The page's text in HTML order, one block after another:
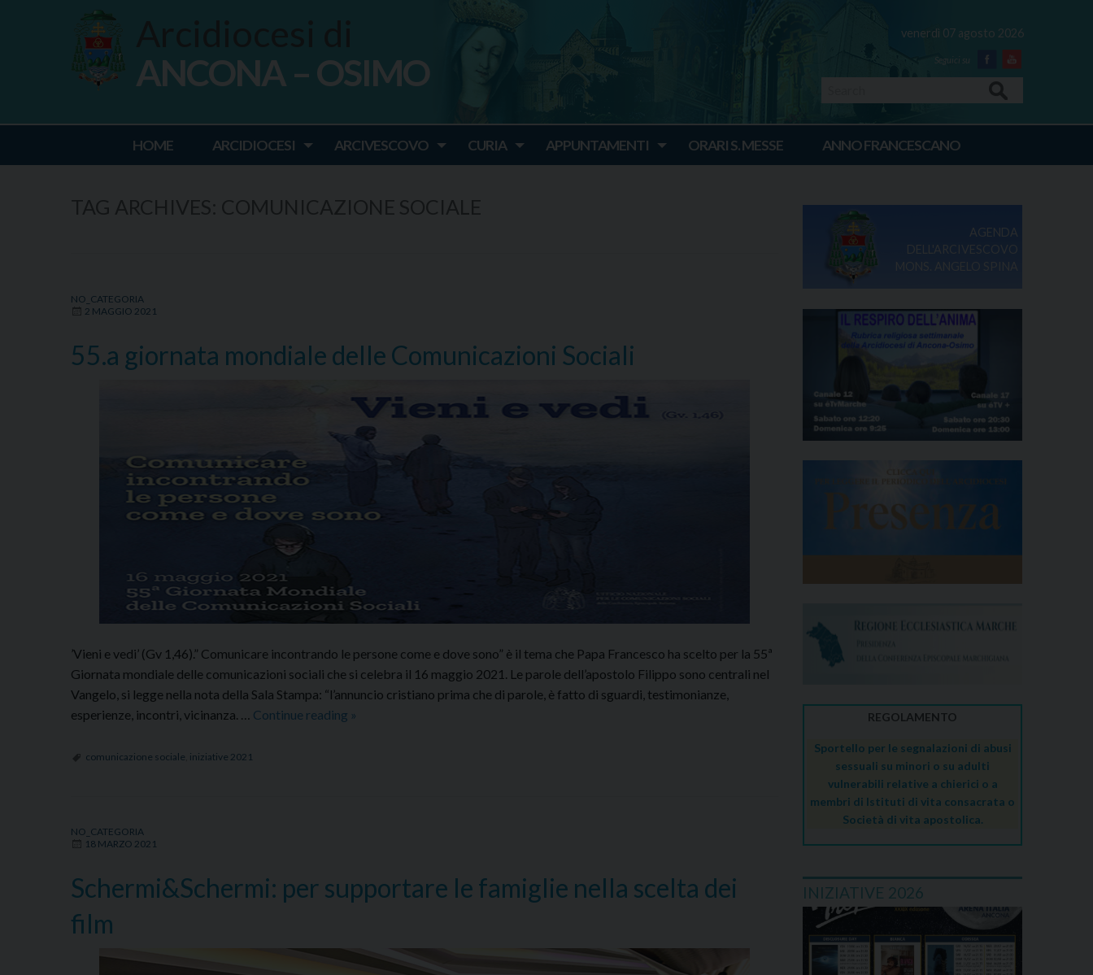
venerdì 07 agosto 2026
Facebook
Youtube
Ancona Osimo
ANCONA – OSIMO
HOME ARCIDIOCESI ARCIVESCOVO CURIA APPUNTAMENTI ORARI S. MESSE ANNO FRANCESCANO
NO_CATEGORIA
2 MAGGIO 2021
55.a giornata mondiale delle Comunicazioni Sociali
’Vieni e vedi’ (Gv 1,46).” Comunicare incontrando le persone come e dove sono” è il tema che Papa Francesco ha scelto per la 55ª
Giornata mondiale delle comunicazioni sociali che si celebra il 16 maggio 2021. Le parole dell’apostolo Filippo sono centrali nel
Vangelo, si legge nella nota della Sala Stampa: “l’annuncio cristiano prima che di parole, è fatto di sguardi, testimonianze,
esperienze, incontri, vicinanza. … Continue reading 55.a
»
comunicazione sociale iniziative 2021
NO_CATEGORIA
18 MARZO 2021
Schermi&Schermi: per supportare le famiglie nella scelta dei
film
AGENDA
DELL'ARCIVESCOVO
REGOLAMENTO
Sportello per le segnalazioni di abusi
sessuali su minori o su adulti
vulnerabili relative a chierici o a
membri di Istituti di vita consacrata o
Società di vita apostolica.
INIZIATIVE 2026